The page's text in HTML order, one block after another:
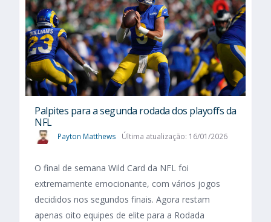
Palpites para a segunda rodada dos playoffs da
NFL
Payton Matthews Última atualização: 16/01/2026
O final de semana Wild Card da NFL foi
extremamente emocionante, com vários jogos
decididos nos segundos finais. Agora restam
apenas oito equipes de elite para a Rodada